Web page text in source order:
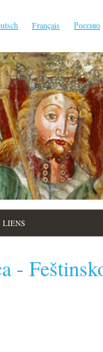
Français Россию
LIENS
-